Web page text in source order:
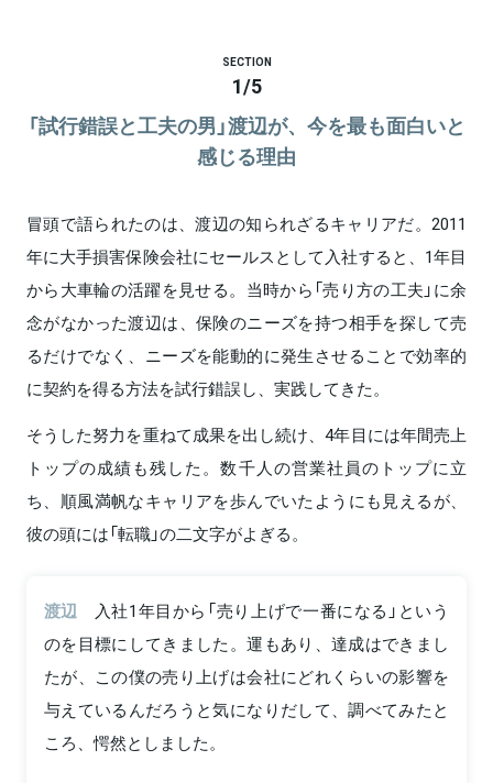
SECTION
1/5
「試行錯誤と工夫の男」渡辺が、今を最も面白いと
感じる理由
冒頭で語られたのは、渡辺の知られざるキャリアだ。2011
年に大手損害保険会社にセールスとして入社すると、1年目
から大車輪の活躍を見せる。当時から「売り方の工夫」に余
念がなかった渡辺は、保険のニーズを持つ相手を探して売
るだけでなく、ニーズを能動的に発生させることで効率的
に契約を得る方法を試行錯誤し、実践してきた。
そうした努力を重ねて成果を出し続け、4年目には年間売上
トップの成績も残した。数千人の営業社員のトップに立
ち、順風満帆なキャリアを歩んでいたようにも見えるが、
彼の頭には「転職」の二文字がよぎる。
渡辺
入社1年目から「売り上げで一番になる」という
のを目標にしてきました。運もあり、達成はできまし
たが、この僕の売り上げは会社にどれくらいの影響を
与えているんだろうと気になりだして、調べてみたと
ころ、愕然としました。